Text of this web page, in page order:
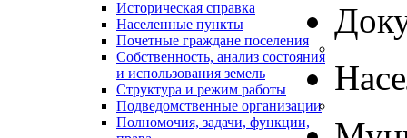
Историческая справка
Населенные пункты
Почетные граждане поселения
Собственность, анализ состояния
и использования земель
Структура и режим работы
Подведомственные организации
Полномочия, задачи, функции,